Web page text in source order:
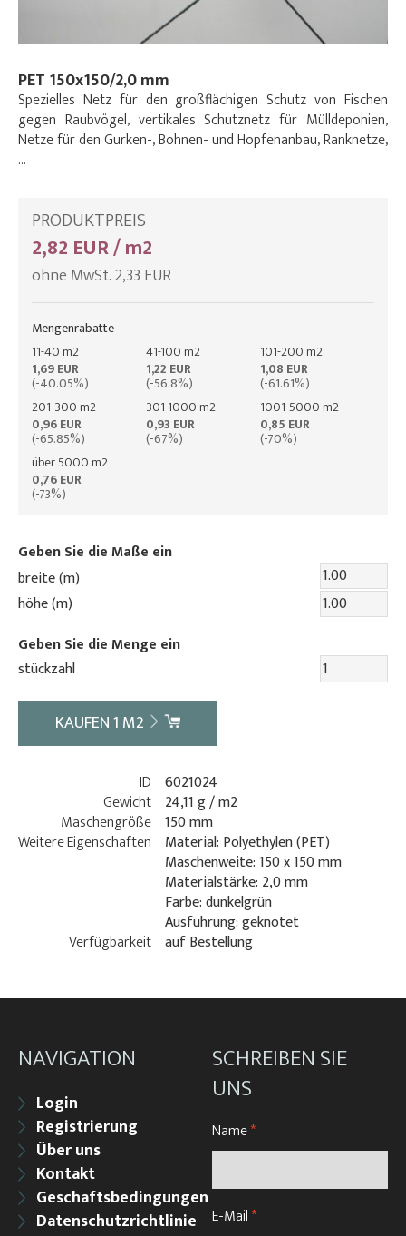
PET 150x150/2,0 mm
Spezielles Netz für den großflächigen Schutz von Fischen
gegen Raubvögel, vertikales Schutznetz für Mülldeponien,
Netze für den Gurken-, Bohnen- und Hopfenanbau, Ranknetze,
…
PRODUKTPREIS
2,82 EUR / m2
ohne MwSt. 2,33 EUR
Mengenrabatte
11-40 m2
1,69 EUR
(-40.05%)
41-100 m2
1,22 EUR
(-56.8%)
101-200 m2
1,08 EUR
(-61.61%)
201-300 m2
0,96 EUR
(-65.85%)
301-1000 m2
0,93 EUR
(-67%)
1001-5000 m2
0,85 EUR
(-70%)
über 5000 m2
0,76 EUR
(-73%)
Geben Sie die Maße ein
breite (m)
höhe (m)
Geben Sie die Menge ein
stückzahl
KAUFEN1 M2
ID 6021024
Gewicht 24,11 g / m2
Maschengröße 150 mm
Weitere Eigenschaften
Material: Polyethylen (PET)
Maschenweite: 150 x 150 mm
Materialstärke: 2,0 mm
Farbe: dunkelgrün
Ausführung: geknotet
Verfügbarkeit auf Bestellung
NAVIGATION
Login
Registrierung
Über uns
Kontakt
Geschaftsbedingungen
Datenschutzrichtlinie
SCHREIBEN SIE
UNS
Name*
E-Mail*